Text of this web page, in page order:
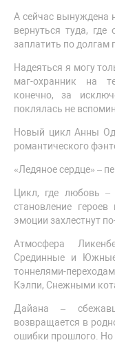
А сейчас вынуждена
вернуться туда,
заплатить по долгам
Надеяться я могу
маг-охранник на
конечно, за
поклялась не
Новый цикл Анны
романтического
«Ледяное сердце» –
Цикл, где любовь –
становление
эмоции захлестнут
Атмосфера
Срединные и
тоннелями-
Кэлпи, Снежными
Дайана –
возвращается в
ошибки прошлого. Но